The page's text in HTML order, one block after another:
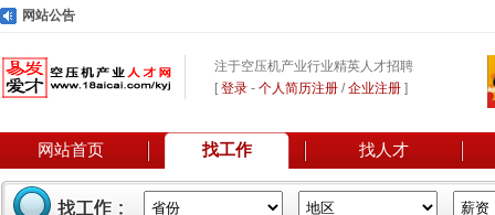
网站公告
注于空压机产业行业精英人才招聘
[登录 - 个人简历注册 /企业注册 ]
网站首页 找工作 找人才